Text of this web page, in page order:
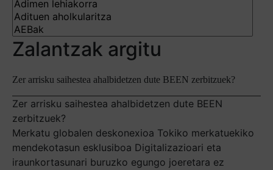
Zalantzak argitu
Zer arrisku saihestea ahalbidetzen dute BEEN zerbitzuek?
Zer arrisku saihestea ahalbidetzen dute BEEN
zerbitzuek?
Merkatu globalen deskonexioa Tokiko merkatuekiko
mendekotasun esklusiboa Digitalizazioari eta
iraunkortasunari buruzko egungo joeretara ez